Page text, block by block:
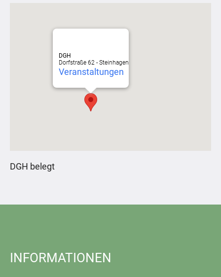
DGH
Dorfstraße 62 - Steinhagen
Veranstaltungen
DGH belegt
INFORMATIONEN